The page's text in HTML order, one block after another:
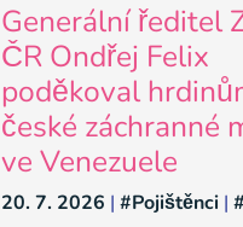
Generální ředitel
ČR Ondřej Felix
poděkoval
české záchranné
ve Venezuele
20. 7. 2026 | #Pojištěnci |